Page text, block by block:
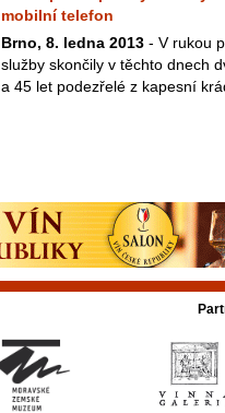
mobilní telefon
Brno, 8. ledna 2013 - V rukou
služby skončily v těchto dnech
a 45 let podezřelé z kapesní